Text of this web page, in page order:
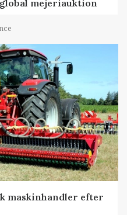
mejeriauktion
maskinhandler efter